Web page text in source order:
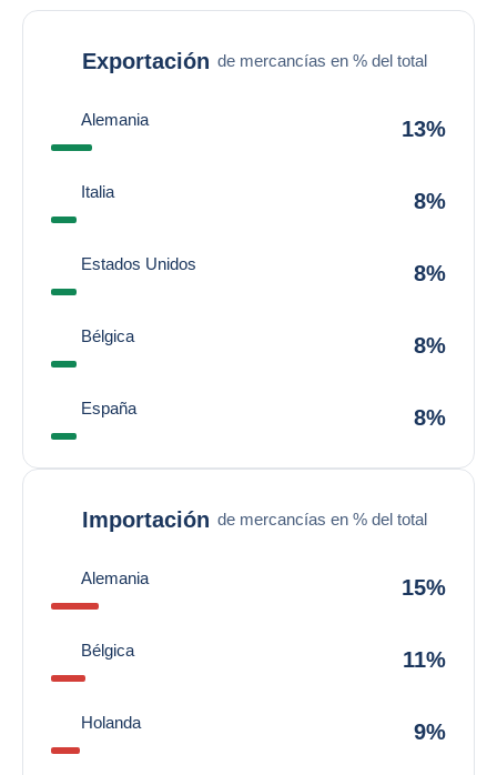
Exportación de mercancías en % del total
Alemania 13%
Italia 8%
Estados Unidos 8%
Bélgica 8%
España 8%
Importación de mercancías en % del total
Alemania 15%
Bélgica 11%
Holanda 9%